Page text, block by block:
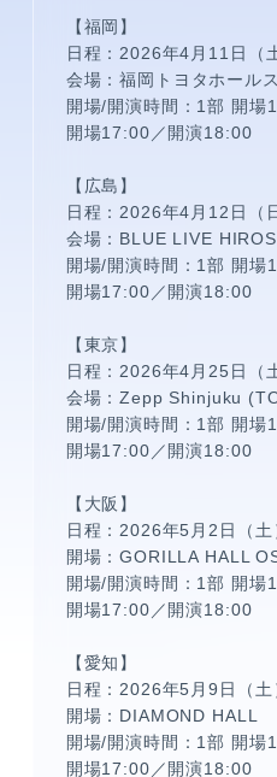
【福岡】
日程：2026年4月11日（
会場：福岡トヨタホール
開場/開演時間：1部 開
開場17:00／開演18:00
【広島】
日程：2026年4月12日（
会場：BLUE LIVE
開場/開演時間：1部 開
開場17:00／開演18:00
【東京】
日程：2026年4月25日（
会場：Zepp Shinjuku
開場/開演時間：1部 開
開場17:00／開演18:00
【大阪】
日程：2026年5月2日（土
開場：GORILLA HALL
開場/開演時間：1部 開
開場17:00／開演18:00
【愛知】
日程：2026年5月9日（土
開場：DIAMOND HALL
開場/開演時間：1部 開
開場17:00／開演18:00